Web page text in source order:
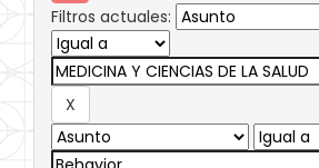
Filtros actuales: